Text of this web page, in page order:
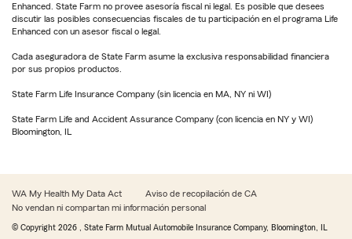
Enhanced. State Farm no provee asesoría fiscal ni legal. Es posible que desees
discutir las posibles consecuencias fiscales de tu participación en el programa Life
Enhanced con un asesor fiscal o legal.
Cada aseguradora de State Farm asume la exclusiva responsabilidad financiera
por sus propios productos.
State Farm Life Insurance Company (sin licencia en MA, NY ni WI)
State Farm Life and Accident Assurance Company (con licencia en NY y WI)
Bloomington, IL
WA My Health My Data Act
Aviso de recopilación de CA
No vendan ni compartan mi información personal
© Copyright 2026 , State Farm Mutual Automobile Insurance Company, Bloomington, IL